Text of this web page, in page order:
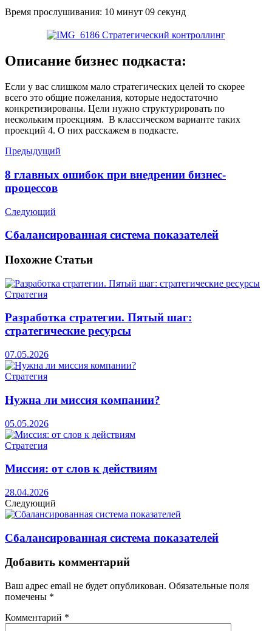
Время прослушивания: 10 минут 09 секунд
Описание бизнес подкаста:
Если у вас слишком мало стратегических целей то скорее
всего это общие пожелания, которые недостаточно
конкретизированы. Цели нужно структурировать по
нескольким проекциям. В классическом варианте таких
проекций 4. О них расскажем в подкасте.
Предыдущий
8 главных ошибок при внедрении бизнес-
процессов
Следующий
Сбалансированная система показателей
Похожие Статьи
Стратегия
Разработка стратегии. Пятый шаг:
стратегические ресурсы
07.05.2026
Стратегия
Нужна ли миссия компании?
05.05.2026
Стратегия
Миссия: от слов к действиям
28.04.2026
Следующий
Сбалансированная система показателей
Добавить комментарий
Ваш адрес email не будет опубликован. Обязательные поля
помечены *
Комментарий *